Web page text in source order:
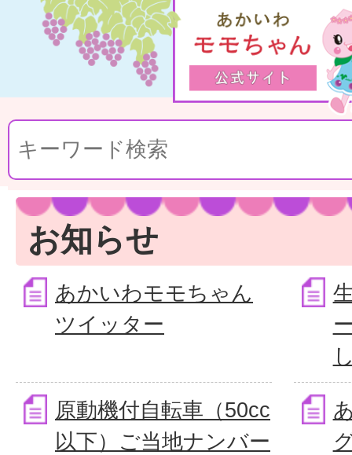
お知らせ
あかいわモモちゃん
ツイッター
原動機付自転車（50cc
以下）ご当地ナンバー